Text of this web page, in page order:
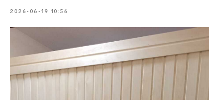
2026-06-19 10:56